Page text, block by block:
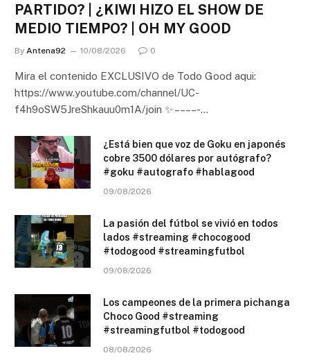
PARTIDO? | ¿KIWI HIZO EL SHOW DE
MEDIO TIEMPO? | OH MY GOOD
By Antena92 10/08/2026 0
Mira el contenido EXCLUSIVO de Todo Good aqui:
https://www.youtube.com/channel/UC-
f4h9oSW5JreShkauu0m1A/join ✨ – – – – -…
¿Está bien que voz de Goku en japonés
cobre 3500 dólares por autógrafo?
#goku #autografo #hablagood
09/08/2026
La pasión del fútbol se vivió en todos
lados #streaming #chocogood
#todogood #streamingfutbol
09/08/2026
Los campeones de la primera pichanga
Choco Good #streaming
#streamingfutbol #todogood
08/08/2026